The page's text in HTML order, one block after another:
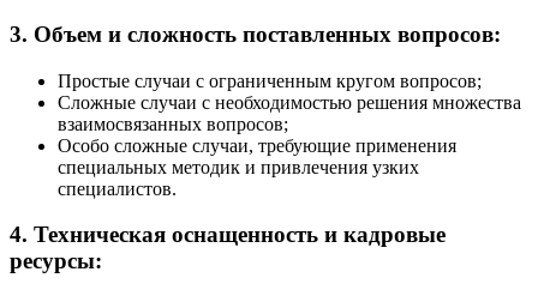
3. Объем и сложность поставленных вопросов:
Простые случаи с ограниченным кругом вопросов;
Сложные случаи с необходимостью решения множества
взаимосвязанных вопросов;
Особо сложные случаи, требующие применения
специальных методик и привлечения узких
специалистов.
4. Техническая оснащенность и кадровые
ресурсы: